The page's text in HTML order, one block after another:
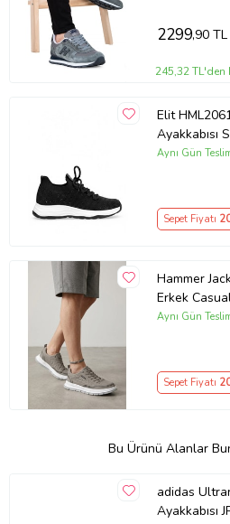
2299,90 TL
245,32
Elit
Ayakkabısı
Aynı Gün
Sepet Fiyatı
Hammer
Erkek
Aynı Gün
Sepet Fiyatı
Bu Ürünü Alanlar
adidas
Ayakkabısı